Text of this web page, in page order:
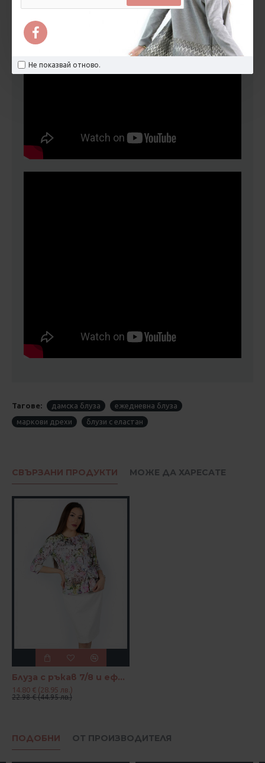
Не показвай отново.
Тагове: дамска блуза
ежедневна блуза
маркови дрехи
блузи с еластан
СВЪРЗАНИ ПРОДУКТИ МОЖЕ ДА ХАРЕСАТЕ
Блуза с ръкав 7/8 и ефектен възел
14.80 € (28.95 лв.)
22.98 € (44.95 лв.)
ПОДОБНИ ОТ ПРОИЗВОДИТЕЛЯ